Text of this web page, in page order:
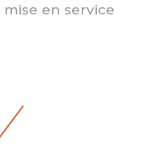
mise en service